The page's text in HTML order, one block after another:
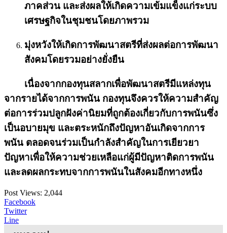
ภาคส่วน และส่งผลให้เกิดความเข้มแข็งแก่ระบบ
เศรษฐกิจในชุมชนโดยภาพรวม
มุ่งหวังให้เกิดการพัฒนาสตรีที่ส่งผลต่อการพัฒนา
สังคมโดยรวมอย่างยั่งยืน
เนื่องจากกองทุนสลากเพื่อพัฒนาสตรีมีแหล่งทุน
จากรายได้จากการพนัน กองทุนจึงควรให้ความสำคัญ
ต่อการร่วมปลูกฝังค่านิยมที่ถูกต้องเกี่ยวกับการพนันซึ่ง
เป็นอบายมุข และตระหนักถึงปัญหาอันเกิดจากการ
พนัน ตลอดจนร่วมเป็นกำลังสำคัญในการเยียวยา
ปัญหาเพื่อให้ความช่วยเหลือแก่ผู้มีปัญหาติดการพนัน
และลดผลกระทบจากการพนันในสังคมอีกทางหนึ่ง
Post Views: 2,044
Facebook
Twitter
Line